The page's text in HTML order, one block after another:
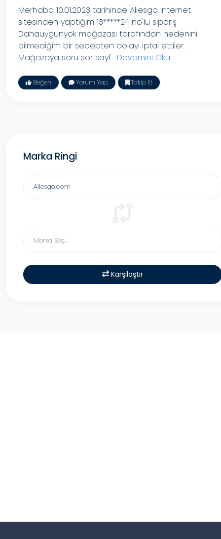
Merhaba 10.01.2023 tarihinde Allesgo internet
sitesinden yaptığım 13*****24 no'lu sipariş
Dahauygunyok mağazası tarafından nedenini
bilmediğim bir sebepten dolayı iptal ettiler.
Mağazaya soru sor sayf... Devamını Oku
Beğen Yorum Yap Takip Et
Marka Ringi
Karşılaştır